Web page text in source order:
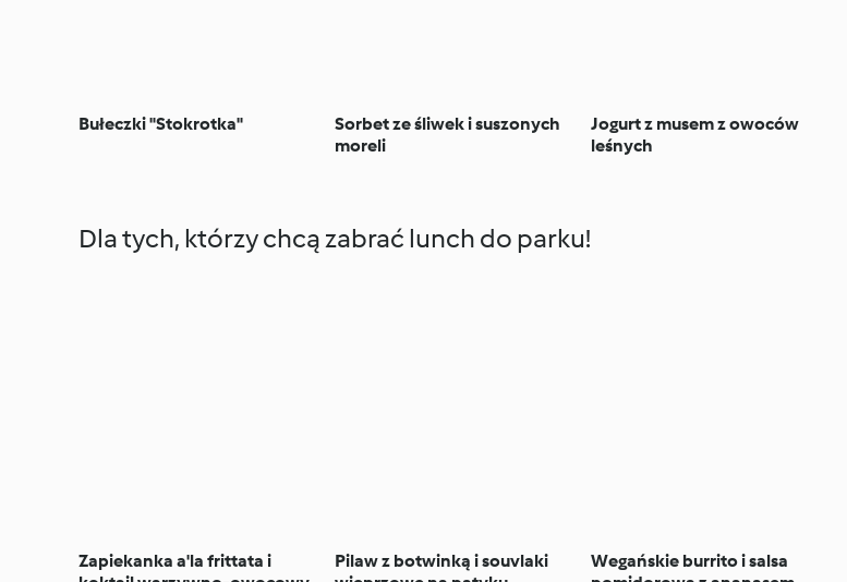
Bułeczki "Stokrotka"
Sorbet ze śliwek i suszonych
moreli
Jogurt z musem z owoców
leśnych
Dla tych, którzy chcą zabrać lunch do parku!
Zapiekanka a'la frittata i
Pilaw z botwinką i souvlaki
Wegańskie burrito i salsa